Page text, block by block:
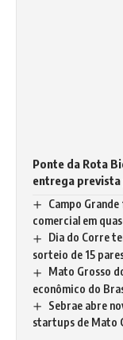
Ponte da Rota
entrega
Campo
comercial em
Dia do Corre
sorteio de 15
Mato Grosso
econômico do
Sebrae abre
startups de Mato